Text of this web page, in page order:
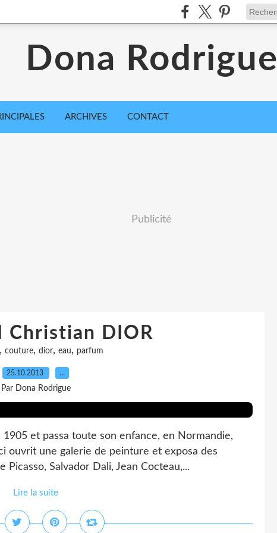
Dona Rodrigue
ARCHIVES CONTACT
Publicité
Christian DIOR
, couture, dior, eau, parfum
25.10.2013 …
Par Dona Rodrigue
et passa toute son enfance, en Normandie,
ouvrit une galerie de peinture et exposa des
Salvador Dali, Jean Cocteau,...
Lire la suite